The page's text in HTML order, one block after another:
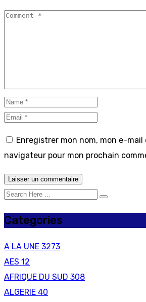
Enregistrer mon nom, mon e-
navigateur pour mon prochain
Categories
A LA UNE 3273
AES 12
AFRIQUE DU SUD 308
ALGERIE 40